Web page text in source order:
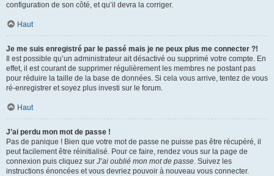
configuration de son côté, et qu’il devra la corriger.
Haut
Je me suis enregistré par le passé mais je ne peux plus me connecter ?!
Il est possible qu’un administrateur ait désactivé ou supprimé votre compte. En
effet, il est courant de supprimer régulièrement les membres ne postant pas
pour réduire la taille de la base de données. Si cela vous arrive, tentez de vous
ré-enregistrer et soyez plus investi sur le forum.
Haut
J’ai perdu mon mot de passe !
Pas de panique ! Bien que votre mot de passe ne puisse pas être récupéré, il
peut facilement être réinitialisé. Pour ce faire, rendez vous sur la page de
connexion puis cliquez sur J’ai oublié mon mot de passe. Suivez les
instructions énoncées et vous devriez pouvoir à nouveau vous connecter.